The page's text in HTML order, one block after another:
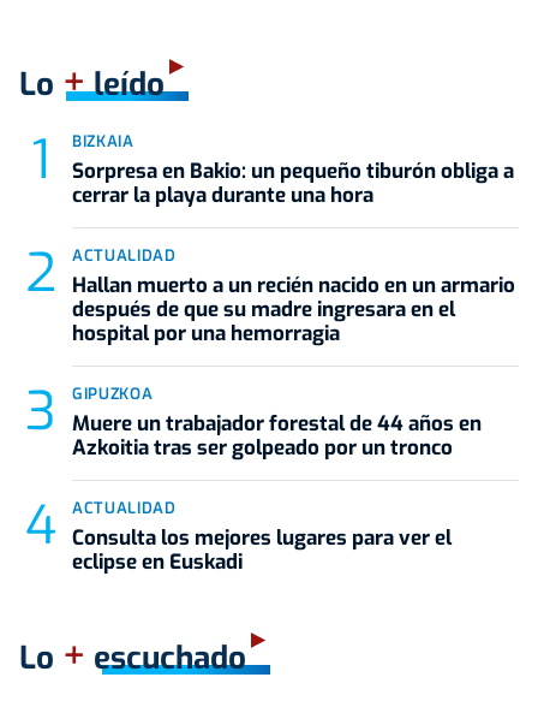
Lo +leído
BIZKAIA
Sorpresa en Bakio: un pequeño tiburón obliga a
cerrar la playa durante una hora
ACTUALIDAD
Hallan muerto a un recién nacido en un armario
después de que su madre ingresara en el
hospital por una hemorragia
GIPUZKOA
Muere un trabajador forestal de 44 años en
Azkoitia tras ser golpeado por un tronco
ACTUALIDAD
Consulta los mejores lugares para ver el
eclipse en Euskadi
Lo + escuchado